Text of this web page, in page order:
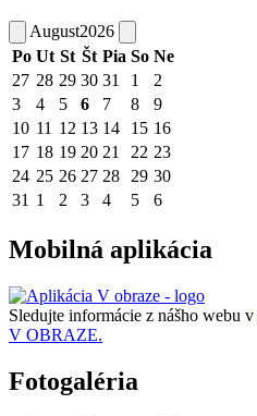
August2026
Po Ut St Št Pia So Ne
27 28 29 30 31 1
2
3
4 5 6 7 8
9
10 11 12 13 14 15 16
17 18 19 20 21 22 23
24 25 26 27 28 29 30
31 1 2 3 4 5 6
Mobilná aplikácia
Sledujte informácie z nášho webu v
V OBRAZE.
Fotogaléria